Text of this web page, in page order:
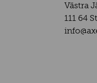
Västra
111 64